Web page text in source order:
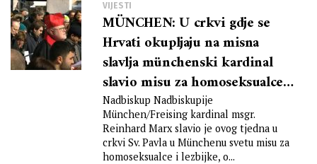
VIJESTI
MÜNCHEN: U crkvi gdje se
Hrvati okupljaju na misna
slavlja münchenski kardinal
slavio misu za homoseksualce i
lezbijke
Nadbiskup Nadbiskupije
München/Freising kardinal msgr.
Reinhard Marx slavio je ovog tjedna u
crkvi Sv. Pavla u Münchenu svetu misu za
homoseksualce i lezbijke, o...